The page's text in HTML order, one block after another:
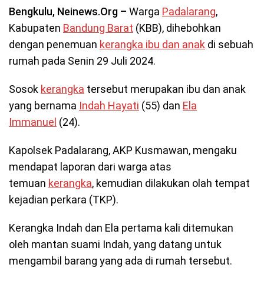
Bengkulu, Neinews.Org – Warga Padalarang,
Kabupaten Bandung Barat (KBB), dihebohkan
dengan penemuan kerangka ibu dan anak di sebuah
rumah pada Senin 29 Juli 2024.
Sosok kerangka tersebut merupakan ibu dan anak
yang bernama Indah Hayati (55) dan Ela
Immanuel (24).
Kapolsek Padalarang, AKP Kusmawan, mengaku
mendapat laporan dari warga atas
temuan kerangka, kemudian dilakukan olah tempat
kejadian perkara (TKP).
Kerangka Indah dan Ela pertama kali ditemukan
oleh mantan suami Indah, yang datang untuk
mengambil barang yang ada di rumah tersebut.